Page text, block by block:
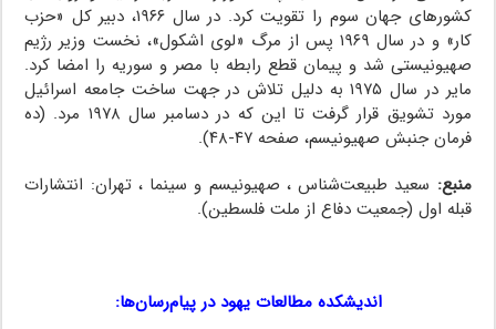
کشورهای جهان سوم را تقویت کرد. در سال ۱۹۶۶، دبیر کل «حزب
کار» و در سال ۱۹۶۹ پس از مرگ «لوی اشکول»، نخست وزیر رژیم
صهیونیستی شد و پیمان قطع رابطه با مصر و سوریه را امضا کرد.
مایر در سال ۱۹۷۵ به دلیل تلاش در جهت ساخت جامعه اسرائیل
مورد تشویق قرار گرفت تا این که در دسامبر سال ۱۹۷۸ مرد. (ده
فرمان جنبش صهیونیسم، صفحه ۴۷-۴۸).
منبع: سعید طبیعت‌شناس ، صهیونیسم و سینما ، تهران: انتشارات
قبله اول (جمعیت دفاع از ملت فلسطین).
اندیشکده مطالعات یهود در پیام‌رسان‌ها: